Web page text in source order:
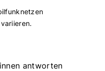
antworten